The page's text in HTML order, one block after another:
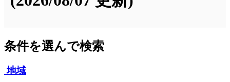
条件を選んで検索
地域